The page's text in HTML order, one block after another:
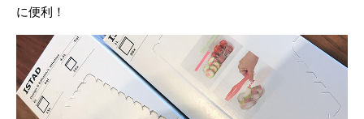
に便利！